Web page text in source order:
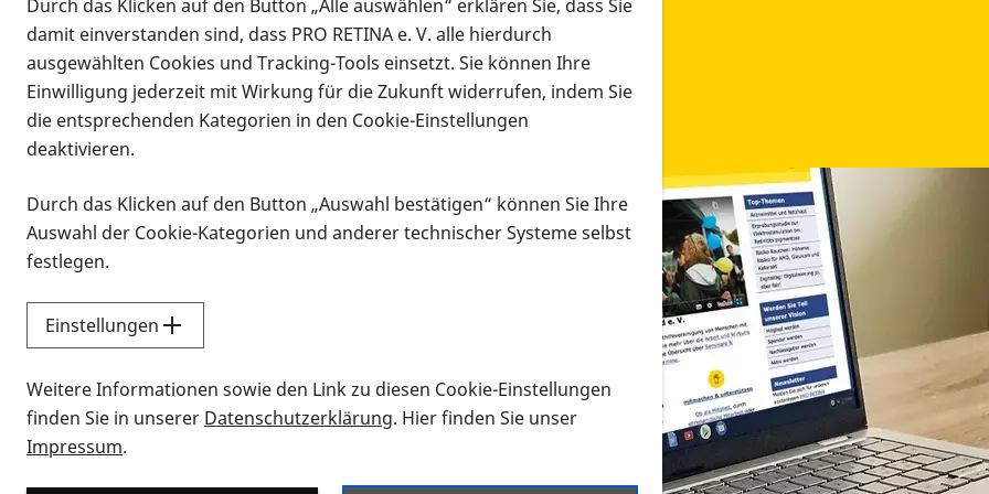
Infomaterial
Infomaterial
Vorlesen
Alle Infomaterialien in verschiedenen Formaten an
Sie möchten wissen, wie Sie nach Infonmaterial suchen und dieses bestellen bzw. herunterladen
Durch das Klicken auf den Button „Alle auswählen“ erklären Sie, dass Sie
damit einverstanden sind, dass PRO RETINA e. V. alle hierdurch
ausgewählten Cookies und Tracking-Tools einsetzt. Sie können Ihre
Einwilligung jederzeit mit Wirkung für die Zukunft widerrufen, indem Sie
die entsprechenden Kategorien in den Cookie-Einstellungen
deaktivieren.
Durch das Klicken auf den Button „Auswahl bestätigen“ können Sie Ihre
Auswahl der Cookie-Kategorien und anderer technischer Systeme selbst
festlegen.
Einstellungen
Weitere Informationen sowie den Link zu diesen Cookie-Einstellungen
finden Sie in unserer Datenschutzerklärung. Hier finden Sie unser
Impressum.